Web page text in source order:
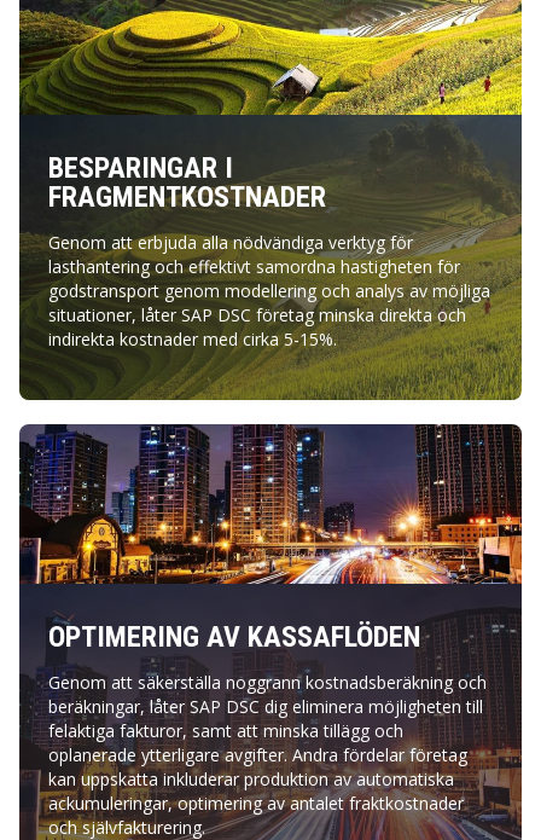
BESPARINGAR I
FRAGMENTKOSTNADER
Genom att erbjuda alla nödvändiga verktyg för
lasthantering och effektivt samordna hastigheten för
godstransport genom modellering och analys av möjliga
situationer, låter SAP DSC företag minska direkta och
indirekta kostnader med cirka 5-15%.
OPTIMERING AV KASSAFLÖDEN
Genom att säkerställa noggrann kostnadsberäkning och
beräkningar, låter SAP DSC dig eliminera möjligheten till
felaktiga fakturor, samt att minska tillägg och
oplanerade ytterligare avgifter. Andra fördelar företag
kan uppskatta inkluderar produktion av automatiska
ackumuleringar, optimering av antalet fraktkostnader
och självfakturering.